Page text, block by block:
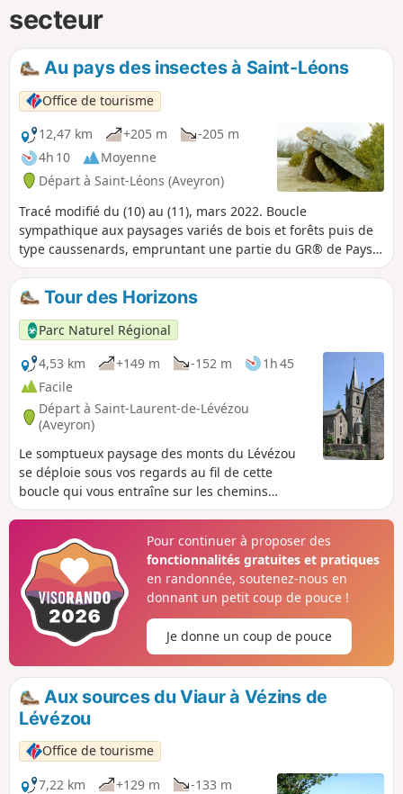
secteur
Au pays des insectes à Saint-Léons
Office de tourisme
12,47 km
+205 m
-205 m
4h 10
Moyenne
Départ à Saint-Léons (Aveyron)
Tracé modifié du (10) au (11), mars 2022. Boucle
sympathique aux paysages variés de bois et forêts puis de
type caussenards, empruntant une partie du GR® de Pays
Grand Tour des Monts et Lacs du Lévézou.
Tour des Horizons
Parc Naturel Régional
4,53 km
+149 m -152 m
1h 45
Facile
Départ à Saint-Laurent-de-Lévézou
(Aveyron)
Le somptueux paysage des monts du Lévézou
se déploie sous vos regards au fil de cette
boucle qui vous entraîne sur les chemins
buissonniers du massif, à travers l’étendue du
Monseigne, le village de Saint-Laurent vous
accueille pour une randonnée accessible à tous
au cœur d’un Lévézou méconnu : celui des
landes caussenardes, des forêts bucoliques, du
ruisseau de la Muzette que bordent d’anciens
moulins. Le Tour des Horizons, c’est bien plus
immersion en Lévézou !
Pour continuer à proposer des
fonctionnalités gratuites et pratiques
en randonnée, soutenez-nous en
donnant un petit coup de pouce !
Je donne un coup de pouce
Aux sources du Viaur à Vézins de
Lévézou
Office de tourisme
7,22 km
+129 m
-133 m